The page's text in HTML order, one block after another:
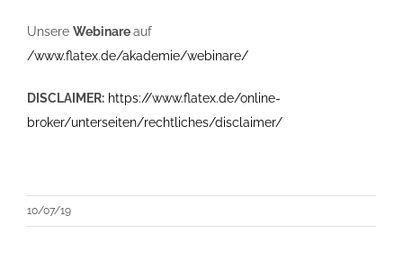
Unsere Webinareauf
/www.flatex.de/akademie/webinare/
DISCLAIMER: https://www.flatex.de/online-
broker/unterseiten/rechtliches/disclaimer/
10/07/19